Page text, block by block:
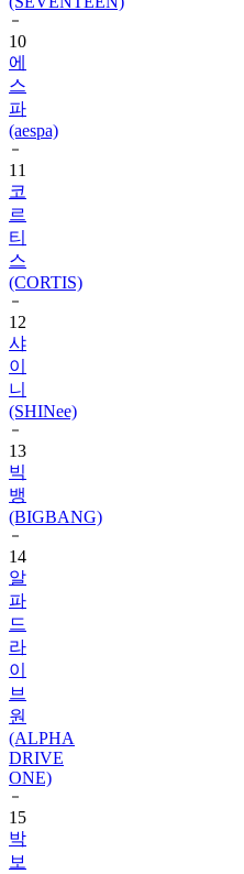
10
에
스
파
(aespa)
11
코
르
티
스
(CORTIS)
12
샤
이
니
(SHINee)
13
빅
뱅
(BIGBANG)
14
알
파
드
라
이
브
원
(ALPHA
DRIVE
ONE)
15
박
보